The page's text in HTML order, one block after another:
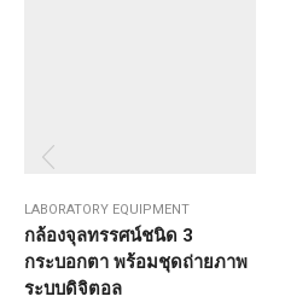
LABORATORY EQUIPMENT
กล้องจุลทรรศน์ชนิด 3
กระบอกตา พร้อมชุดถ่ายภาพ
ระบบดิจิตอล